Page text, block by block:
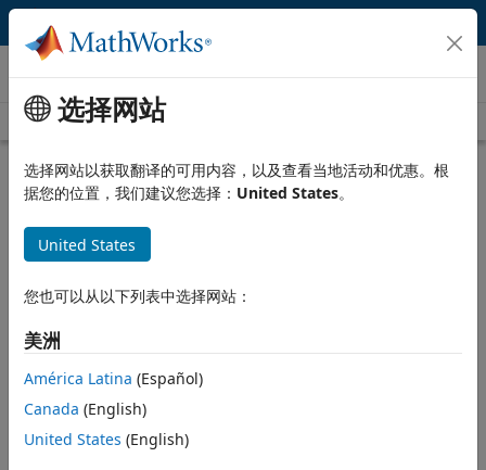
跳到内容
视频
Videos Home
Search
From Big Engineering Data to
Insights Using MATLAB
Analytics
Related Resources
选择网站
选择网站以获取翻译的可用内容，以及查看当地活动和优惠。根
据您的位置，我们建议您选择： United States。
United States
您也可以从以下列表中选择网站：
美洲
América Latina (Español)
Canada (English)
United States (English)